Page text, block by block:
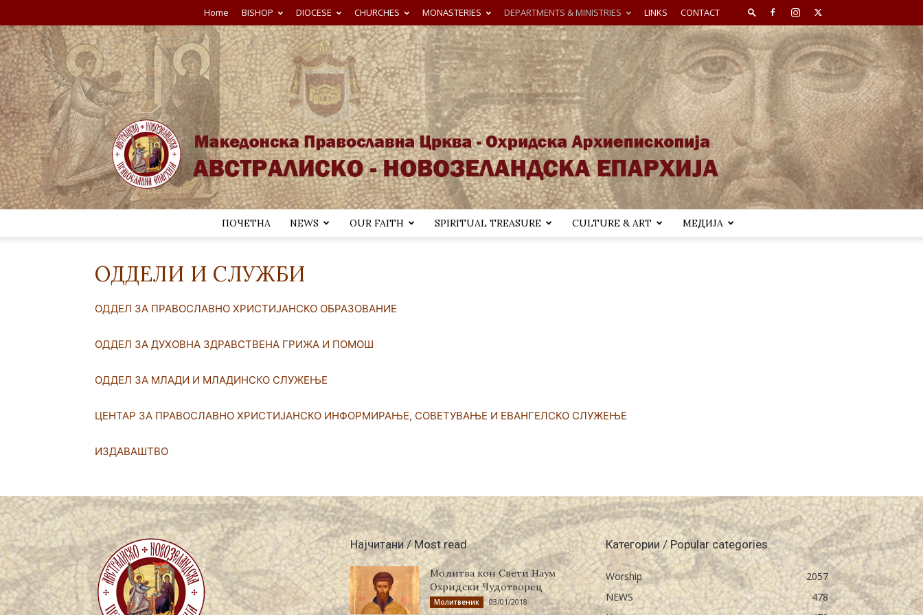
Home BISHOP DIOCESE CHURCHES MONASTERIES DEPARTMENTS & MINISTRIES LINKS CONTACT
ПОЧЕТНА NEWS OUR FAITH SPIRITUAL TREASURE CULTURE & ART МЕДИЈА
ОДДЕЛИ И СЛУЖБИ
ОДДЕЛ ЗА ПРАВОСЛАВНО ХРИСТИЈАНСКО ОБРАЗОВАНИЕ
ОДДЕЛ ЗА ДУХОВНА ЗДРАВСТВЕНА ГРИЖА И ПОМОШ
ОДДЕЛ ЗА МЛАДИ И МЛАДИНСКО СЛУЖЕЊЕ
ЦEНТАР ЗА ПРАВОСЛАВНО ХРИСТИЈАНСКО ИНФОРМИРАЊЕ, СОВЕТУВАЊЕ И ЕВАНГЕЛСКО СЛУЖЕЊЕ
ИЗДАВАШТВО
Најчитани / Most read
Молитва кон Свети Наум
Охридски Чудотворец
Молитвеник 03/01/2018
Категории / Popular categories
Worship
2057
NEWS
478